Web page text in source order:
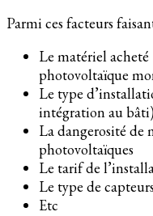
Parmi ces facteurs
Le matériel
photovoltaïque
Le type
intégration au
La dangerosité de
photovoltaïques
Le tarif de
Le type de
Etc